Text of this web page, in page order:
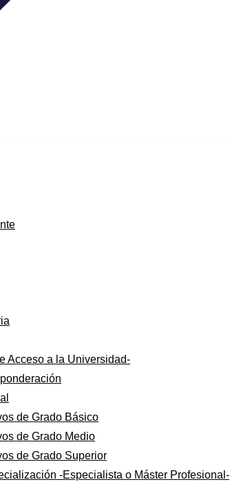
Acceso a la Universidad-
de Grado Básico
de Grado Medio
de Grado Superior
-Especialista o Máster Profesional-